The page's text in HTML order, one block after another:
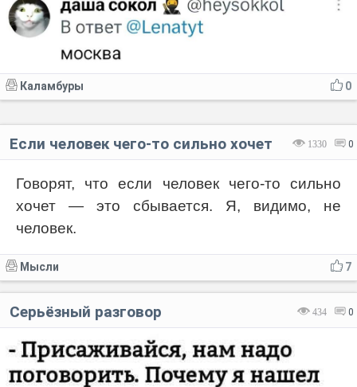
0
Каламбуры
1330 0
Если человек чего-то сильно хочет
Говорят, что если человек чего-то сильно
хочет — это сбывается. Я, видимо, не
человек.
7
Мысли
434 0
Серьёзный разговор